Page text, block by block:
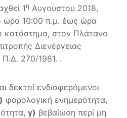
1η Αυγούστου 2018,
ώρα 10:00 π.μ. έως ώρα
κατάστημα, στον Πλάτανο
Διενέργειας
270/1981. .
δεκτοί ενδιαφερόμενοι
φορολογική ενημερότητα,
γ) βεβαίωση περί μη